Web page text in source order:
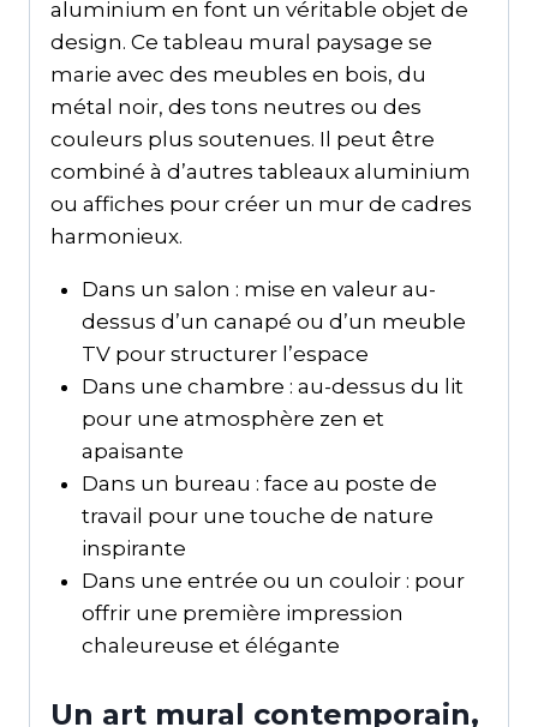
aluminium en font un véritable objet de
design. Ce tableau mural paysage se
marie avec des meubles en bois, du
métal noir, des tons neutres ou des
couleurs plus soutenues. Il peut être
combiné à d’autres tableaux aluminium
ou affiches pour créer un mur de cadres
harmonieux.
Dans un salon : mise en valeur au-
dessus d’un canapé ou d’un meuble
TV pour structurer l’espace
Dans une chambre : au-dessus du lit
pour une atmosphère zen et
apaisante
Dans un bureau : face au poste de
travail pour une touche de nature
inspirante
Dans une entrée ou un couloir : pour
offrir une première impression
chaleureuse et élégante
Un art mural contemporain,